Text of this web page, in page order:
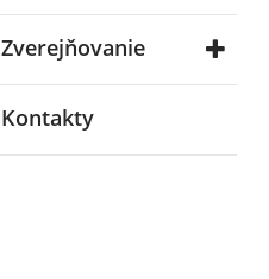
Zverejňovanie
Kontakty